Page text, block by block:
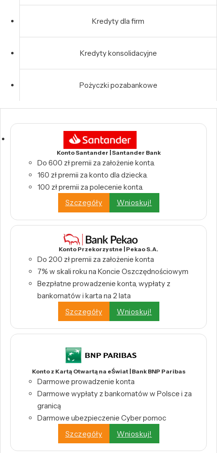
Kredyty dla firm
Kredyty konsolidacyjne
Pożyczki pozabankowe
Konto Santander | Santander Bank
Do 600 zł premii za założenie konta.
160 zł premii za konto dla dziecka.
100 zł premii za polecenie konta.
Szczegóły
Wnioskuj!
Konto Przekorzystne | Pekao S.A.
Do 200 zł premii za założenie konta
7% w skali roku na Koncie Oszczędnościowym
Bezpłatne prowadzenie konta, wypłaty z
bankomatów i karta na 2 lata
Szczegóły
Wnioskuj!
Konto z Kartą Otwartą na eŚwiat | Bank BNP Paribas
Darmowe prowadzenie konta
Darmowe wypłaty z bankomatów w Polsce i za
granicą
Darmowe ubezpieczenie Cyber pomoc
Szczegóły
Wnioskuj!